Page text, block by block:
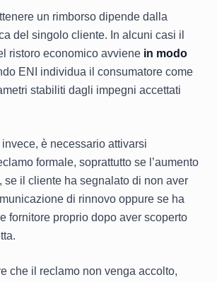
un rimborso dipende dalla
del singolo cliente. In alcuni casi il
ristoro economico avviene in modo
ENI individua il consumatore come
stabiliti dagli impegni accettati
invece, è necessario attivarsi
formale, soprattutto se l’aumento
se il cliente ha segnalato di non aver
di rinnovo oppure se ha
fornitore proprio dopo aver scoperto
che il reclamo non venga accolto,